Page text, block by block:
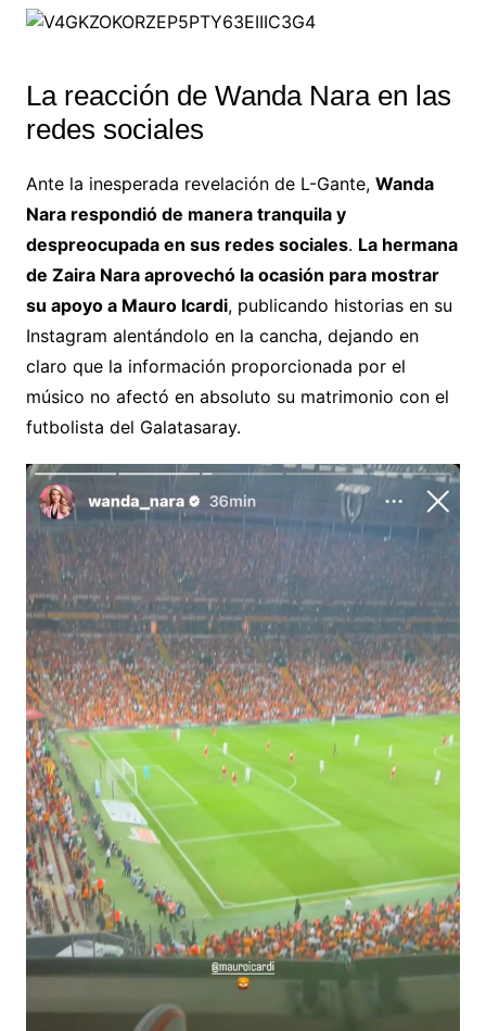
La reacción de Wanda Nara en las
redes sociales
Ante la inesperada revelación de L-Gante, Wanda
Nara respondió de manera tranquila y
despreocupada en sus redes sociales. La hermana
de Zaira Nara aprovechó la ocasión para mostrar
su apoyo a Mauro Icardi, publicando historias en su
Instagram alentándolo en la cancha, dejando en
claro que la información proporcionada por el
músico no afectó en absoluto su matrimonio con el
futbolista del Galatasaray.